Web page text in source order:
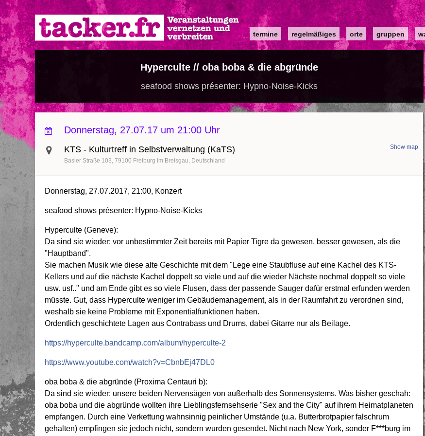
Direkt
zum
Inhalt
Main
navigation
termine regelmäßiges orte gruppen
Hyperculte // oba boba & die abgründe
seafood shows présenter: Hypno-Noise-Kicks
Donnerstag, 27.07.17 um 21:00 Uhr
KTS - Kulturtreff in Selbstverwaltung (KaTS)
Basler Straße 103 79100 Freiburg im Breisgau Deutschland
Show map
Donnerstag, 27.07.2017, 21:00, Konzert
seafood shows présenter: Hypno-Noise-Kicks
Hyperculte (Geneve):
Da sind sie wieder: vor unbestimmter Zeit bereits mit Papier Tigre da gewesen, besser gewesen, als die
"Hauptband".
Sie machen Musik wie diese alte Geschichte mit dem "Lege eine Staubfluse auf eine Kachel des KTS-
Kellers und auf die nächste Kachel doppelt so viele und auf die wieder Nächste nochmal doppelt so viele
usw. usf.." und am Ende gibt es so viele Flusen, dass der passende Sauger dafür erstmal erfunden werden
müsste. Gut, dass Hyperculte weniger im Gebäudemanagement, als in der Raumfahrt zu verordnen sind,
weshalb sie keine Probleme mit Exponentialfunktionen haben.
Ordentlich geschichtete Lagen aus Contrabass und Drums, dabei Gitarre nur als Beilage.
https://hyperculte.bandcamp.com/album/hyperculte-2
https://www.youtube.com/watch?v=CbnbEj47DL0
oba boba & die abgründe (Proxima Centauri b):
Da sind sie wieder: unsere beiden Nervensägen von außerhalb des Sonnensystems. Was bisher geschah:
oba boba und die abgründe wollten ihre Lieblingsfernsehserie "Sex and the City" auf ihrem Heimatplaneten
empfangen. Durch eine Verkettung wahnsinnig peinlicher Umstände (u.a. Butterbrotpapier falschrum
gehalten) empfingen sie jedoch nicht, sondern wurden gesendet. Nicht nach New York, sonder F***burg im